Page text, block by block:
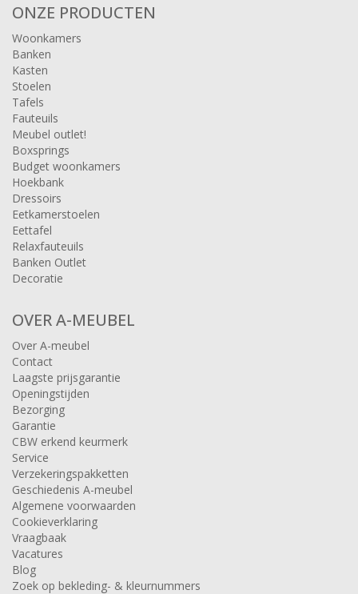
ONZE PRODUCTEN
Woonkamers
Banken
Kasten
Stoelen
Tafels
Fauteuils
Meubel outlet!
Boxsprings
Budget woonkamers
Hoekbank
Dressoirs
Eetkamerstoelen
Eettafel
Relaxfauteuils
Banken Outlet
Decoratie
OVER A-MEUBEL
Over A-meubel
Contact
Laagste prijsgarantie
Openingstijden
Bezorging
Garantie
CBW erkend keurmerk
Service
Verzekeringspakketten
Geschiedenis A-meubel
Algemene voorwaarden
Cookieverklaring
Vraagbaak
Vacatures
Blog
Zoek op bekleding- & kleurnummers